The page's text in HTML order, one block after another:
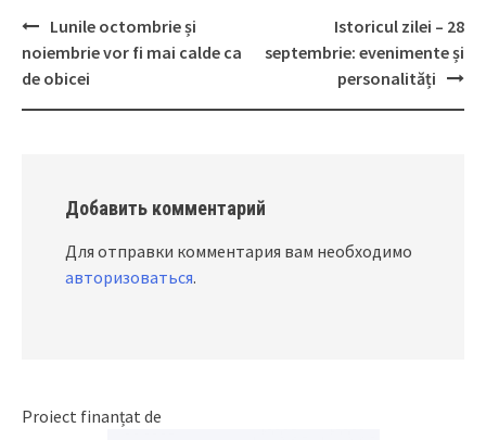
Post
navigation
Lunile octombrie și
noiembrie vor fi mai calde ca
de obicei
Istoricul zilei – 28
septembrie: evenimente și
personalități
Добавить комментарий
Для отправки комментария вам необходимо
авторизоваться.
Proiect finanțat de